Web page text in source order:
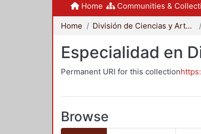
Home Communities &
Home División de Ciencias y Artes para el Diseño
Especialidad en
Permanent URI for this collection
Browse